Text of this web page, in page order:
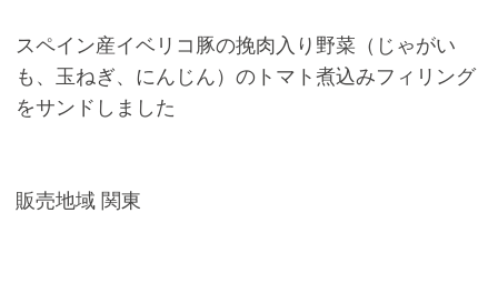
スペイン産イベリコ豚の挽肉入り野菜（じゃがい
も、玉ねぎ、にんじん）のトマト煮込みフィリング
をサンドしました
販売地域 関東